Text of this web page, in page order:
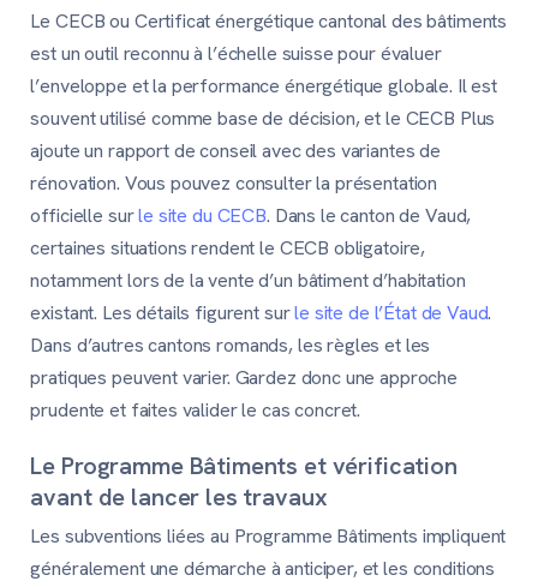
Le CECB ou Certificat énergétique cantonal des bâtiments
est un outil reconnu à l’échelle suisse pour évaluer
l’enveloppe et la performance énergétique globale. Il est
souvent utilisé comme base de décision, et le CECB Plus
ajoute un rapport de conseil avec des variantes de
rénovation. Vous pouvez consulter la présentation
officielle surle site du CECB. Dans le canton de Vaud,
certaines situations rendent le CECB obligatoire,
notamment lors de la vente d’un bâtiment d’habitation
existant. Les détails figurent surle site de l’État de Vaud.
Dans d’autres cantons romands, les règles et les
pratiques peuvent varier. Gardez donc une approche
prudente et faites valider le cas concret.
Le Programme Bâtiments et vérification
avant de lancer les travaux
Les subventions liées au Programme Bâtiments impliquent
généralement une démarche à anticiper, et les conditions